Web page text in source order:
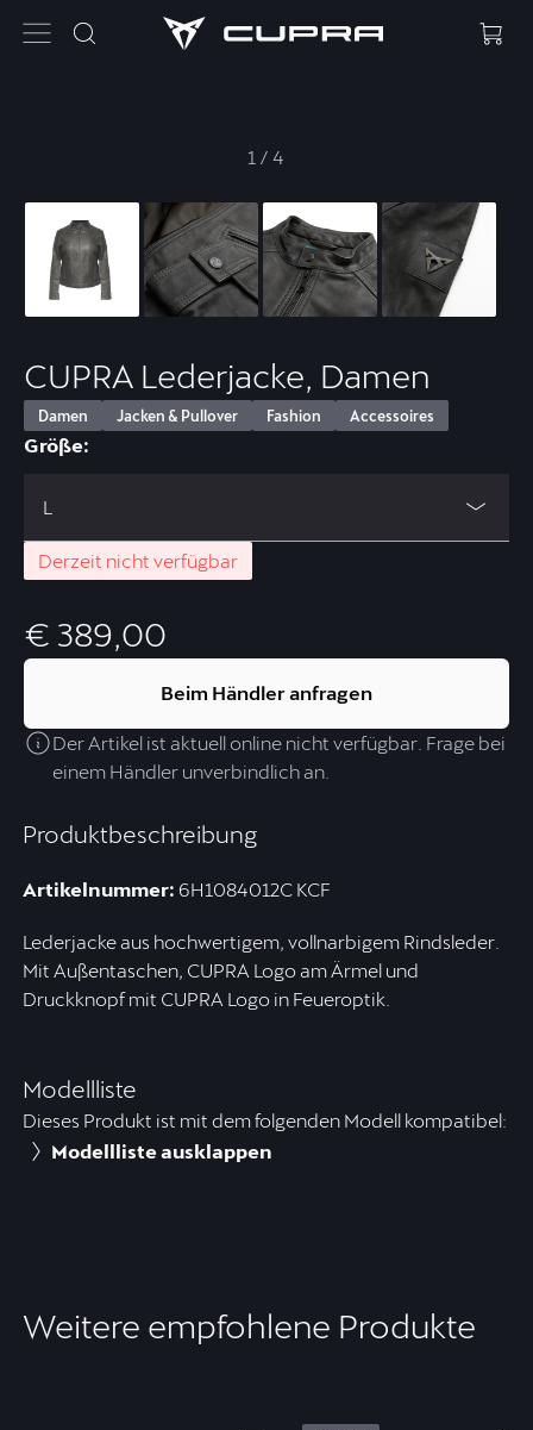
1 /4
Produktbeschreibung
Artikelnummer: 6H1084012C KCF
Lederjacke aus hochwertigem, vollnarbigem Rindsleder.
Mit Außentaschen, CUPRA Logo am Ärmel und
Druckknopf mit CUPRA Logo in Feueroptik.
Modellliste
Dieses Produkt ist mit dem folgenden Modell kompatibel:
Modellliste ausklappen
CUPRA Lederjacke, Damen
Damen Jacken & Pullover Fashion Accessoires
Größe:
L
Derzeit nicht verfügbar
€ 389,00
Beim Händler anfragen
Der Artikel ist aktuell online nicht verfügbar. Frage bei
einem Händler unverbindlich an.
Weitere empfohlene Produkte